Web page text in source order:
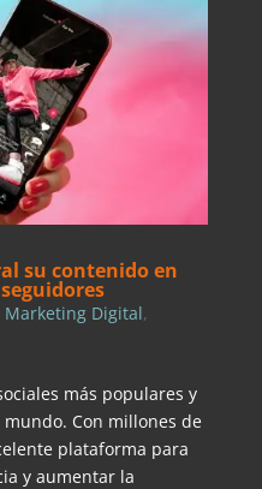
su contenido en
Marketing Digital,
más populares y
Con millones de
plataforma para
y aumentar la